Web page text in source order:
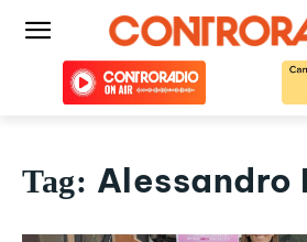
Tag: Alessandro